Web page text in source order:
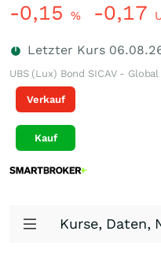
-0,15 % -0,17
Letzter Kurs
UBS (Lux) Bond SICAV -
Verkauf
Kauf
Kurse, Daten,